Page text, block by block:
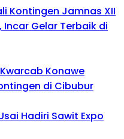
Kontingen Jamnas XII
Gelar Terbaik di
Konawe
di Cibubur
Hadiri Sawit Expo